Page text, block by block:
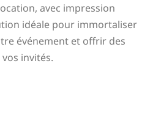
avec impression
idéale pour immortaliser
événement et offrir des
invités.